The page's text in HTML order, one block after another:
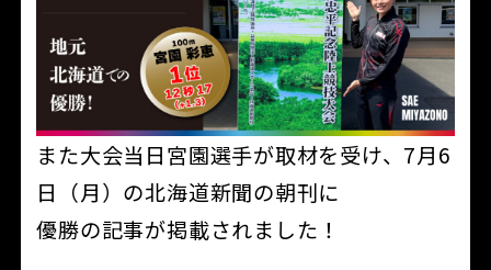
また大会当日宮園選手が取材を受け、7月6
日（月）の北海道新聞の朝刊に
優勝の記事が掲載されました！